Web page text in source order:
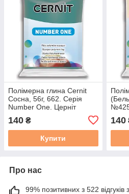
Полімерна глина Cernit
Сосна, 56г, 662. Серія
Number One. Церніт
140 ₴
Купити
140
Про нас
99% позитивних з 522 відгуків